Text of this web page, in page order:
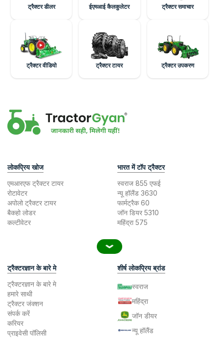
ट्रैक्टर डीलर ईएमआई कैलकुलेटर ट्रैक्टर समाचार
ट्रैक्टर वीडियो ट्रैक्टर टायर ट्रैक्टर उपकरण
लोकप्रिय खोज
एमआरएफ ट्रैक्टर टायर
रोटावेटर
अपोलो ट्रैक्टर टायर
बैकहो लोडर
कल्टीवेटर
भारत में टॉप ट्रैक्टर
स्वराज 855 एफई
न्यू हॉलैंड 3630
फार्मट्रैक 60
जॉन डियर 5310
महिंद्रा 575
ट्रैक्टरज्ञान के बारे मे
ट्रैक्टरज्ञान के बारे मे
हमारे साथी
ट्रैक्टर जंक्शन
संपर्क करें
करियर
प्राइवेसी पॉलिसी
शीर्ष लोकप्रिय ब्रांड
स्वराज
महिंद्रा
जॉन डीयर
न्यू हॉलैंड